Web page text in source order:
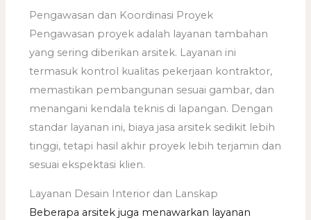
Pengawasan dan Koordinasi Proyek
Pengawasan proyek adalah layanan tambahan
yang sering diberikan arsitek. Layanan ini
termasuk kontrol kualitas pekerjaan kontraktor,
memastikan pembangunan sesuai gambar, dan
menangani kendala teknis di lapangan. Dengan
standar layanan ini, biaya jasa arsitek sedikit lebih
tinggi, tetapi hasil akhir proyek lebih terjamin dan
sesuai ekspektasi klien.
Layanan Desain Interior dan Lanskap
Beberapa arsitek juga menawarkan layanan